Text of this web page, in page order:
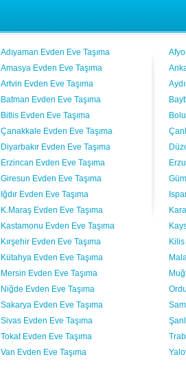
Adıyaman Evden Eve Taşıma
Amasya Evden Eve Taşıma
Artvin Evden Eve Taşıma
Batman Evden Eve Taşıma
Bitlis Evden Eve Taşıma
Çanakkale Evden Eve Taşıma
Diyarbakır Evden Eve Taşıma
Erzincan Evden Eve Taşıma
Giresun Evden Eve Taşıma
Iğdır Evden Eve Taşıma
K.Maraş Evden Eve Taşıma
Kastamonu Evden Eve Taşıma
Kırşehir Evden Eve Taşıma
Kütahya Evden Eve Taşıma
Mersin Evden Eve Taşıma
Niğde Evden Eve Taşıma
Sakarya Evden Eve Taşıma
Sivas Evden Eve Taşıma
Tokat Evden Eve Taşıma
Van Evden Eve Taşıma